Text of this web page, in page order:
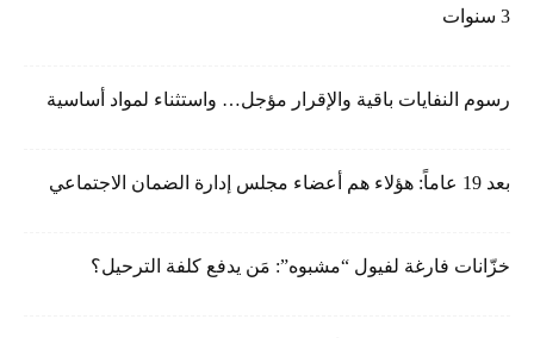
3 سنوات
رسوم النفايات باقية والإقرار مؤجل… واستثناء لمواد أساسية
بعد 19 عاماً: هؤلاء هم أعضاء مجلس إدارة الضمان الاجتماعي
خزّانات فارغة لفيول “مشبوه”: مَن يدفع كلفة الترحيل؟